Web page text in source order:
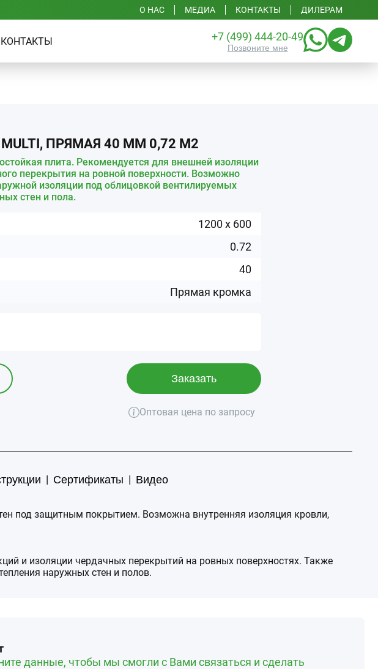
О НАС МЕДИА КОНТАКТЫ ДИЛЕРАМ
КОНТАКТЫ +7 (499) 444-20-49
Позвоните мне
ПРЯМАЯ 40 ММ 0,72 М2
плита. Рекомендуется для внешней изоляции
перекрытия на ровной поверхности. Возможно
изоляции под облицовкой вентилируемых
стен и пола.
1200 x 600
0.72
40
Прямая кромка
Заказать
Оптовая цена по запросу
| Сертификаты | Видео
под защитным покрытием. Возможна внутренняя изоляция кровли,
и изоляции чердачных перекрытий на ровных поверхностях. Также
наружных стен и полов.
данные, чтобы мы смогли с Вами связаться и сделать